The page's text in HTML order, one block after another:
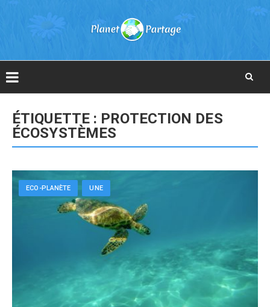
contentÉTIQUETTE : PROTECTION DES
ÉCOSYSTÈMES
ECO-PLANÈTE UNE